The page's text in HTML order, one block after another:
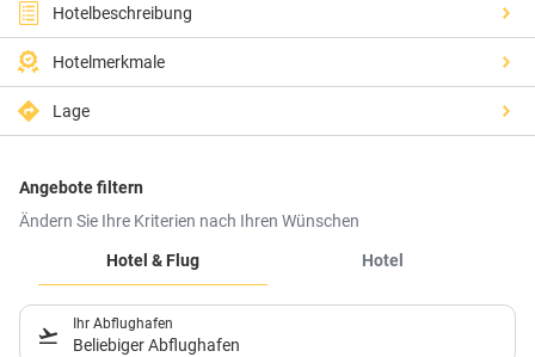
Hotelbeschreibung
Hotelmerkmale
Lage
Angebote filtern
Ändern Sie Ihre Kriterien nach Ihren Wünschen
Hotel & Flug
Hotel
Ihr Abflughafen
Beliebiger Abflughafen